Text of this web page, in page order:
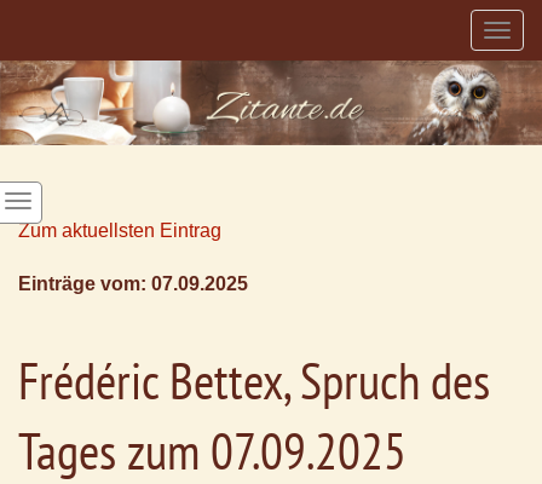
Zum aktuellsten Eintrag
Einträge vom: 07.09.2025
Frédéric Bettex, Spruch des
Tages zum 07.09.2025